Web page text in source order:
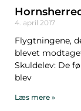
4. april 2017
Flygtningene,
blevet
Skuldelev: De
blev
Læs mere »